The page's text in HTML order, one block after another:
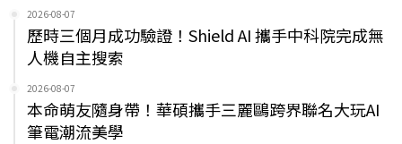
2026-08-07
歷時三個月成功驗證！Shield AI 攜手中科院完成無
人機自主搜索
2026-08-07
本命萌友隨身帶！華碩攜手三麗鷗跨界聯名大玩AI
筆電潮流美學